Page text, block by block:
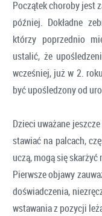
Początek choroby jest
później. Dokładne
którzy poprzednio
ustalić, że
wcześniej, już w 2.
być upośledzony od
Dzieci uważane
stawiać na palcach,
uczą, mogą się skarżyć
Pierwsze objawy
doświadczenia,
wstawania z pozycji